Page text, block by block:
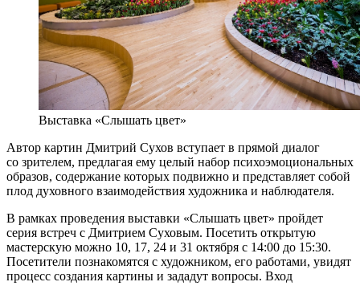
Выставка «Слышать цвет»
Автор картин Дмитрий Сухов вступает в прямой диалог
со зрителем, предлагая ему целый набор психоэмоциональных
образов, содержание которых подвижно и представляет собой
плод духовного взаимодействия художника и наблюдателя.
В рамках проведения выставки «Слышать цвет» пройдет
серия встреч с Дмитрием Суховым. Посетить открытую
мастерскую можно 10, 17, 24 и 31 октября с 14:00 до 15:30.
Посетители познакомятся с художником, его работами, увидят
процесс создания картины и зададут вопросы. Вход